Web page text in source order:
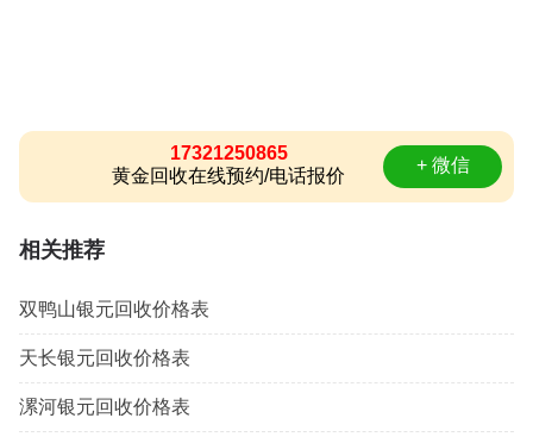
17321250865
黄金回收在线预约/电话报价
+ 微信
相关推荐
双鸭山银元回收价格表
天长银元回收价格表
漯河银元回收价格表